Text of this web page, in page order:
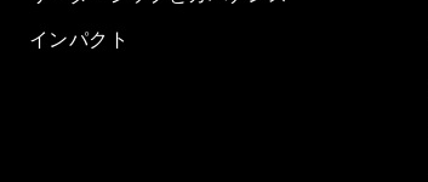
インパクト